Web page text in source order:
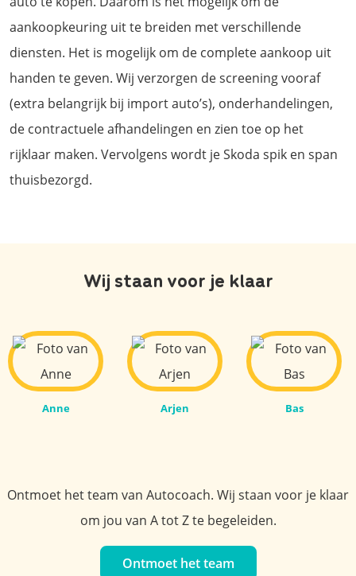
aankoopkeuring uit te breiden met verschillende
diensten. Het is mogelijk om de complete aankoop uit
handen te geven. Wij verzorgen de screening vooraf
(extra belangrijk bij import auto’s), onderhandelingen,
de contractuele afhandelingen en zien toe op het
rijklaar maken. Vervolgens wordt je Skoda spik en span
thuisbezorgd.
Wij staan voor je klaar
Anne Arjen Bas
Ontmoet het team van Autocoach. Wij staan voor je klaar
om jou van A tot Z te begeleiden.
Ontmoet het team